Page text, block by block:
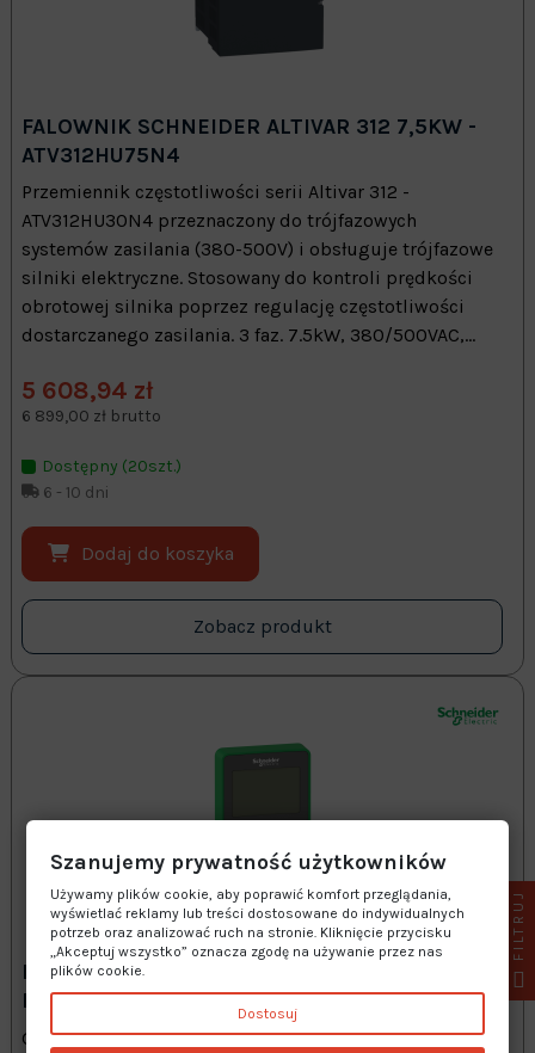
FALOWNIK SCHNEIDER ALTIVAR 312 7,5KW -
ATV312HU75N4
Przemiennik częstotliwości serii Altivar 312 -
ATV312HU30N4 przeznaczony do trójfazowych
systemów zasilania (380-500V) i obsługuje trójfazowe
silniki elektryczne. Stosowany do kontroli prędkości
obrotowej silnika poprzez regulację częstotliwości
dostarczanego zasilania. 3 faz. 7.5kW, 380/500VAC,...
5 608,94 zł
6 899,00 zł brutto
Dostępny (20szt.)
6 - 10 dni
Dodaj do koszyka
Zobacz produkt
PANEL OPERATORSKI ALTIVAR SCHNEIDER
ELECTRIC - VW3A1111
Graficzny terminal operatorski Schneider Electric -
Szanujemy prywatność użytkowników
Używamy plików cookie, aby poprawić komfort przeglądania,
wyświetlać reklamy lub treści dostosowane do indywidualnych
potrzeb oraz analizować ruch na stronie. Kliknięcie przycisku
„Akceptuj wszystko” oznacza zgodę na używanie przez nas
plików cookie.
Dostosuj
FILTRUJ